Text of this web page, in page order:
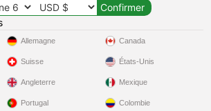
Allemagne
Suisse
Angleterre
Portugal
Canada
États-Unis
Mexique
Colombie